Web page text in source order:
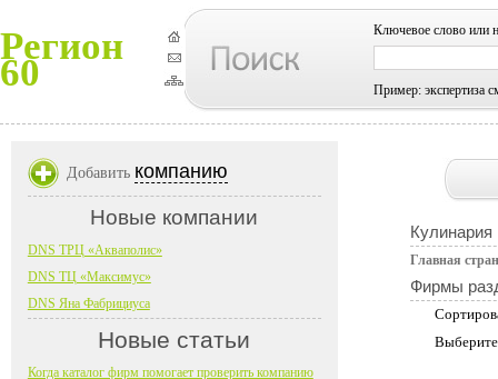
Регион
60
Ключевое слово или
Пример: экспертиза
Главная
Фирмы
Добавить компанию
Новые компании
DNS ТРЦ «Акваполис»
DNS ТЦ «Максимус»
DNS Яна Фабрициуса
Новые статьи
Когда каталог фирм помогает проверить компанию